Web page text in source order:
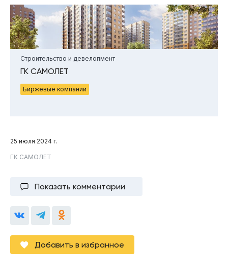
Строительство и девелопмент
ГК САМОЛЕТ
Биржевые компании
25 июля 2024 г.
ГК САМОЛЕТ
Показать комментарии
Добавить в избранное